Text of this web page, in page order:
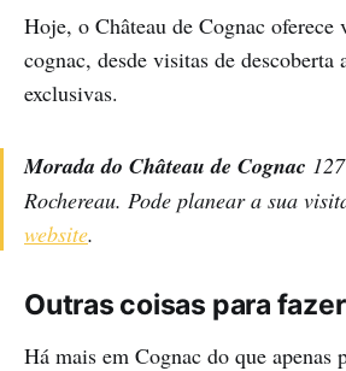
Hoje, o Château de Cognac oferece
cognac, desde visitas de descoberta
exclusivas.
Morada do Château de Cognac
Rochereau. Pode planear a sua
website.
Outras coisas para
Há mais em Cognac do que apenas